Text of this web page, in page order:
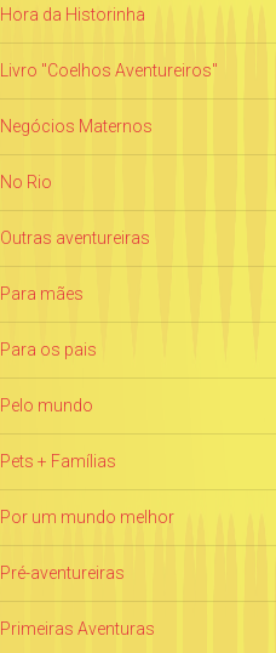
Hora da Historinha
Livro "Coelhos Aventureiros"
Negócios Maternos
No Rio
Outras aventureiras
Para mães
Para os pais
Pelo mundo
Pets + Famílias
Por um mundo melhor
Pré-aventureiras
Primeiras Aventuras